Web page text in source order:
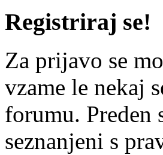
Registriraj se!
Za prijavo se
vzame le nekaj
forumu. Preden
seznanjeni s